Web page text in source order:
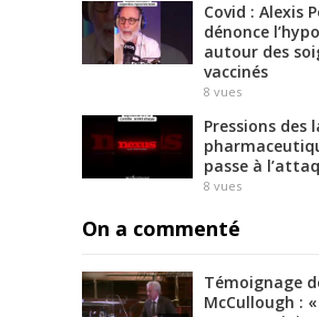
Covid : Alexis
dénonce
autour des
vaccinés
8 vues
Pressions des
passe à
8 vues
On a commenté
Témoignage
McCullough :